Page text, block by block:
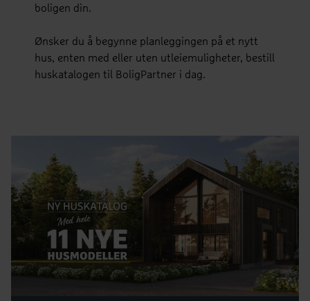
boligen din.
Ønsker du å begynne planleggingen på et nytt
hus, enten med eller uten utleiemuligheter, bestill
huskatalogen til BoligPartner i dag.